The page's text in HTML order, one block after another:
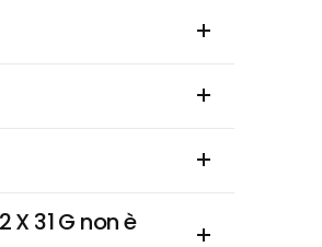
31 G non è